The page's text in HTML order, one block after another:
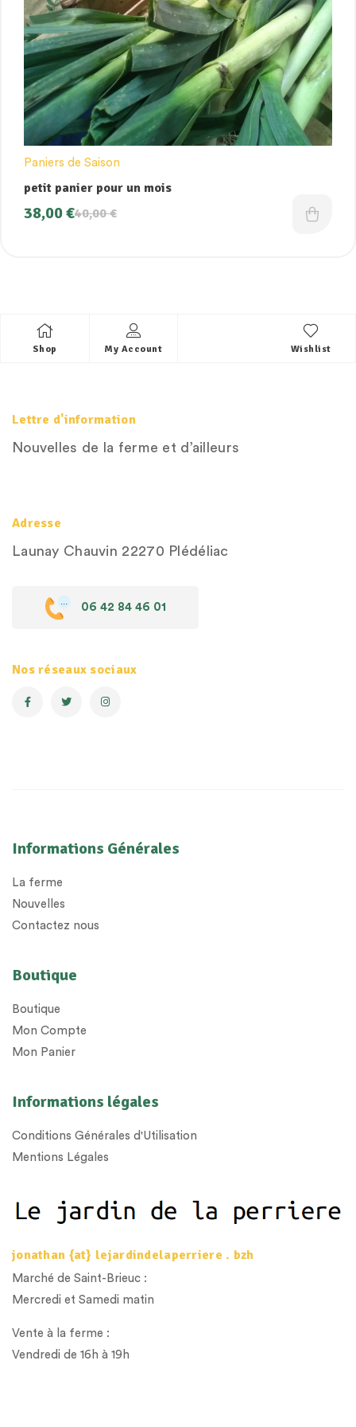
Paniers de Saison
petit panier pour un mois
40,00€
38,00€
Shop My Account Wishlist
Lettre d'information
Nouvelles de la ferme et d’ailleurs
Adresse
Launay Chauvin 22270 Plédéliac
06 42 84 46 01
Nos réseaux sociaux
Informations Générales
La ferme
Nouvelles
Contactez nous
Boutique
Boutique
Mon Compte
Mon Panier
Informations légales
Conditions Générales d'Utilisation
Mentions Légales
jonathan {at} lejardindelaperriere . bzh
Marché de Saint-Brieuc :
Mercredi et Samedi matin
Vente à la ferme :
Vendredi de 16h à 19h